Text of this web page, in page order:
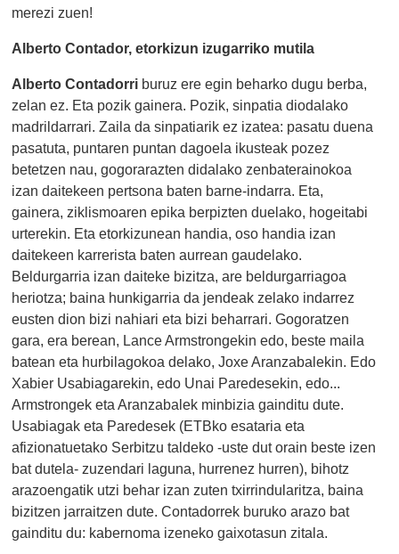
merezi zuen!
Alberto Contador, etorkizun izugarriko mutila
Alberto Contadorri buruz ere egin beharko dugu berba,
zelan ez. Eta pozik gainera. Pozik, sinpatia diodalako
madrildarrari. Zaila da sinpatiarik ez izatea: pasatu duena
pasatuta, puntaren puntan dagoela ikusteak pozez
betetzen nau, gogorarazten didalako zenbaterainokoa
izan daitekeen pertsona baten barne-indarra. Eta,
gainera, ziklismoaren epika berpizten duelako, hogeitabi
urterekin. Eta etorkizunean handia, oso handia izan
daitekeen karrerista baten aurrean gaudelako.
Beldurgarria izan daiteke bizitza, are beldurgarriagoa
heriotza; baina hunkigarria da jendeak zelako indarrez
eusten dion bizi nahiari eta bizi beharrari. Gogoratzen
gara, era berean, Lance Armstrongekin edo, beste maila
batean eta hurbilagokoa delako, Joxe Aranzabalekin. Edo
Xabier Usabiagarekin, edo Unai Paredesekin, edo...
Armstrongek eta Aranzabalek minbizia gainditu dute.
Usabiagak eta Paredesek (ETBko esataria eta
afizionatuetako Serbitzu taldeko -uste dut orain beste izen
bat dutela- zuzendari laguna, hurrenez hurren), bihotz
arazoengatik utzi behar izan zuten txirrindularitza, baina
bizitzen jarraitzen dute. Contadorrek buruko arazo bat
gainditu du: kabernoma izeneko gaixotasun zitala.